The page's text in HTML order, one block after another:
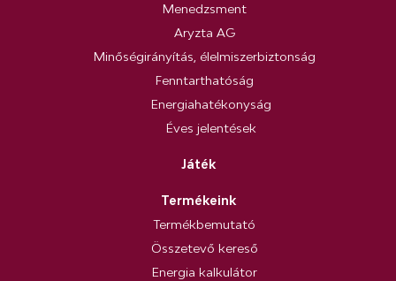
Menedzsment
Aryzta AG
Minőségirányítás, élelmiszerbiztonság
Fenntarthatóság
Energiahatékonyság
Éves jelentések
Játék
Termékeink
Termékbemutató
Összetevő kereső
Energia kalkulátor